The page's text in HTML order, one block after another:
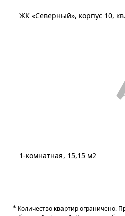
ЖК «Северный», корпус 10,
1-комнатная, 15,15 м2
∗ Количество квартир ограничено.